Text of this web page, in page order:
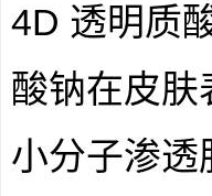
4D 透明质
酸钠在皮
小分子渗透